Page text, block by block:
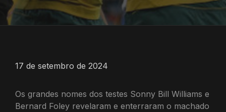
17 de setembro de 2024
Os grandes nomes dos testes Sonny Bill Williams e
Bernard Foley revelaram e enterraram o machado